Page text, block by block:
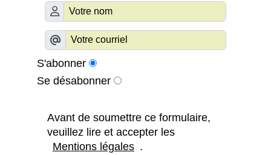
S'abonner
Se désabonner
Avant de soumettre ce formulaire,
veuillez lire et accepter les
Mentions légales .